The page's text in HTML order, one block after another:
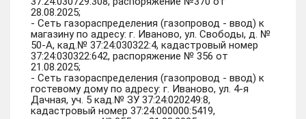
28.08.2025;
- Сеть газораспределения (газопровод - ввод) к
магазину по адресу: г. Иваново, ул. Свободы, д. №
50-А, кад.№ 37:24:030322:4, кадастровый номер
37:24:030322:642, распоряжение № 356 от
21.08.2025;
- Сеть газораспределения (газопровод - ввод) к
гостевому дому по адресу: г. Иваново, ул. 4-я
Дачная, уч. 5 кад.№ ЗУ 37:24:020249:8,
кадастровый номер 37:24:000000:5419,